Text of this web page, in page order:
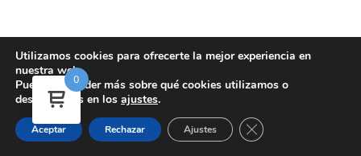
Aviso Legal y términos y condiciones-Política de Cookies
devoluciones y reembolsos-Política de Privacidad
Copyright © 2026 FARMACAR | Sitio web desarrollado por
Utilizamos cookies para ofrecerte la mejor experiencia en
nuestra web.
Puedes aprender más sobre qué cookies utilizamos o
desactivarlas en los ajustes.
Aceptar Rechazar Ajustes Cerrar el banner de
0